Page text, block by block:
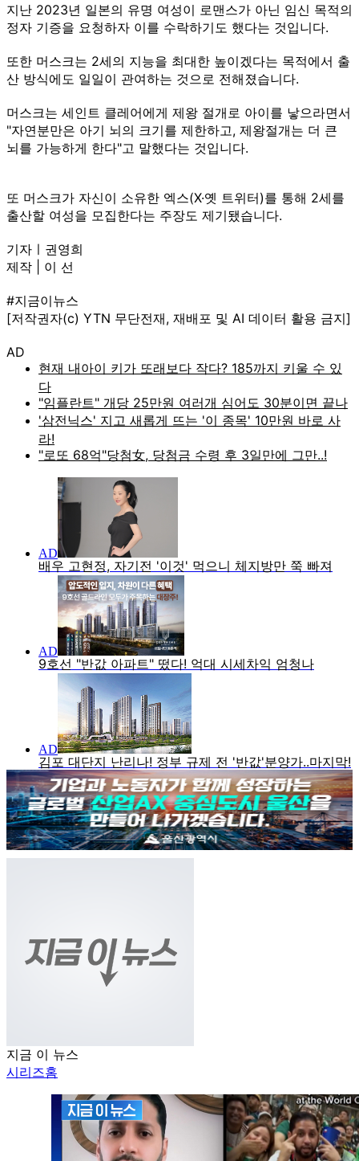
지난 2023년 일본의 유명 여성이 로맨스가 아닌 임신 목적의
정자 기증을 요청하자 이를 수락하기도 했다는 것입니다.
또한 머스크는 2세의 지능을 최대한 높이겠다는 목적에서 출
산 방식에도 일일이 관여하는 것으로 전해졌습니다.
머스크는 세인트 클레어에게 제왕 절개로 아이를 낳으라면서
"자연분만은 아기 뇌의 크기를 제한하고, 제왕절개는 더 큰
뇌를 가능하게 한다"고 말했다는 것입니다.
또 머스크가 자신이 소유한 엑스(X·옛 트위터)를 통해 2세를
출산할 여성을 모집한다는 주장도 제기됐습니다.
기자ㅣ권영희
제작 | 이 선
#지금이뉴스
[저작권자(c) YTN 무단전재, 재배포 및 AI 데이터 활용 금지]
AD
지금 이 뉴스
시리즈홈